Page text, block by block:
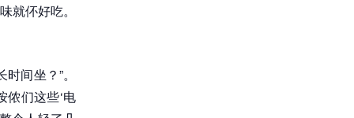
就伓好吃。
间坐？”。
侬们这些‘电